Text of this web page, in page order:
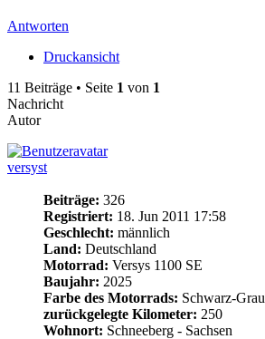
Antworten
Druckansicht
11 Beiträge • Seite 1 von 1
Nachricht
Autor
versyst
Beiträge: 326
Registriert: 18. Jun 2011 17:58
Geschlecht: männlich
Land: Deutschland
Motorrad: Versys 1100 SE
Baujahr: 2025
Farbe des Motorrads: Schwarz-Grau
zurückgelegte Kilometer: 250
Wohnort: Schneeberg - Sachsen